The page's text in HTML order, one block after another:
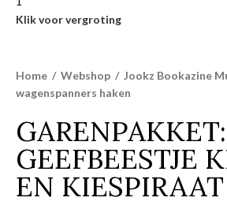
Klik voor vergroting
Home / Webshop / Jookz Bookazine
wagenspanners haken
GARENPAKKET:
GEEFBEESTJE
EN KIESPIRAAT